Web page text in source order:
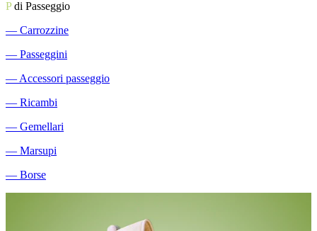
Pdi Passeggio
― Carrozzine
― Passeggini
― Accessori passeggio
― Ricambi
― Gemellari
― Marsupi
― Borse